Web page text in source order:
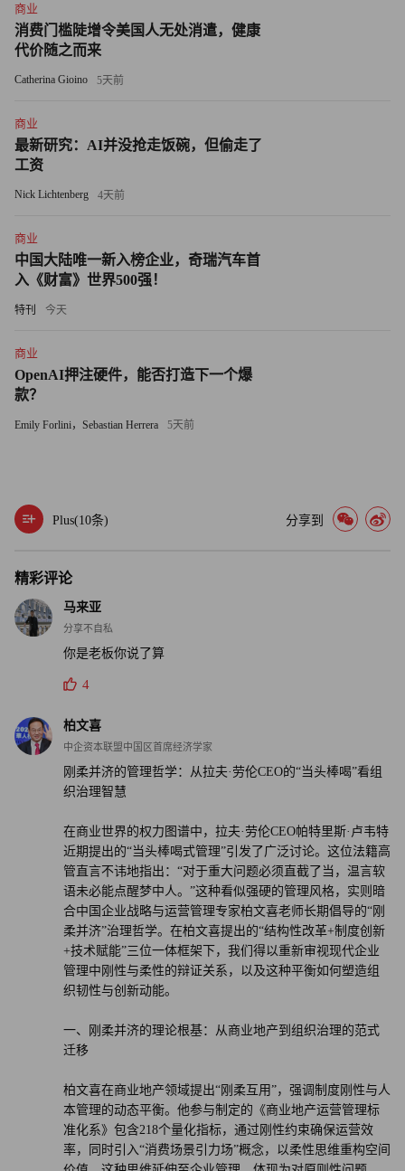
言在最初几次以这种方式收到反馈时倍感震惊，但最终都习
以为常。”
波音（Boeing）首席执行官凯利·奥特伯格则以直率著称，
《华尔街日报》获得的会议录音显示，奥特伯格告诫同事：
AMD），员工甚至可能在午夜后收到首席执行官苏姿丰的
反馈邮件。
苏姿丰在接受《时代》杂志专访时表示：“我不信领导者是
天生的。领导力源于后天锤炼。” （财富中文网）
译者：刘进龙
审校：汪皓
商业
消费门槛陡增令美国人无处消遣，健康
代价随之而来
Catherina Gioino 5天前
商业
最新研究：AI并没抢走饭碗，但偷走了
工资
Nick Lichtenberg 4天前
商业
中国大陆唯一新入榜企业，奇瑞汽车首
入《财富》世界500强！
特刊 今天
商业
OpenAI押注硬件，能否打造下一个爆
款？
Emily Forlini，Sebastian Herrera 5天前
Plus(10条) 分享到
精彩评论
马来亚
分享不自私
你是老板你说了算
4
柏文喜
中企资本联盟中国区首席经济学家
刚柔并济的管理哲学：从拉夫·劳伦CEO的“当头棒喝”看组
织治理智慧
在商业世界的权力图谱中，拉夫·劳伦CEO帕特里斯·卢韦特
近期提出的“当头棒喝式管理”引发了广泛讨论。这位法籍高
管直言不讳地指出：“对于重大问题必须直截了当，温言软
语未必能点醒梦中人。”这种看似强硬的管理风格，实则暗
合中国企业战略与运营管理专家柏文喜老师长期倡导的“刚
柔并济”治理哲学。在柏文喜提出的“结构性改革+制度创新
+技术赋能”三位一体框架下，我们得以重新审视现代企业
管理中刚性与柔性的辩证关系，以及这种平衡如何塑造组
织韧性与创新动能。
一、刚柔并济的理论根基：从商业地产到组织治理的范式
迁移
柏文喜在商业地产领域提出“刚柔互用”，强调制度刚性与人
本管理的动态平衡。他参与制定的《商业地产运营管理标
准化系》包含218个量化指标，通过刚性约束确保运营效
率，同时引入“消费场景引力场”概念，以柔性思维重构空间